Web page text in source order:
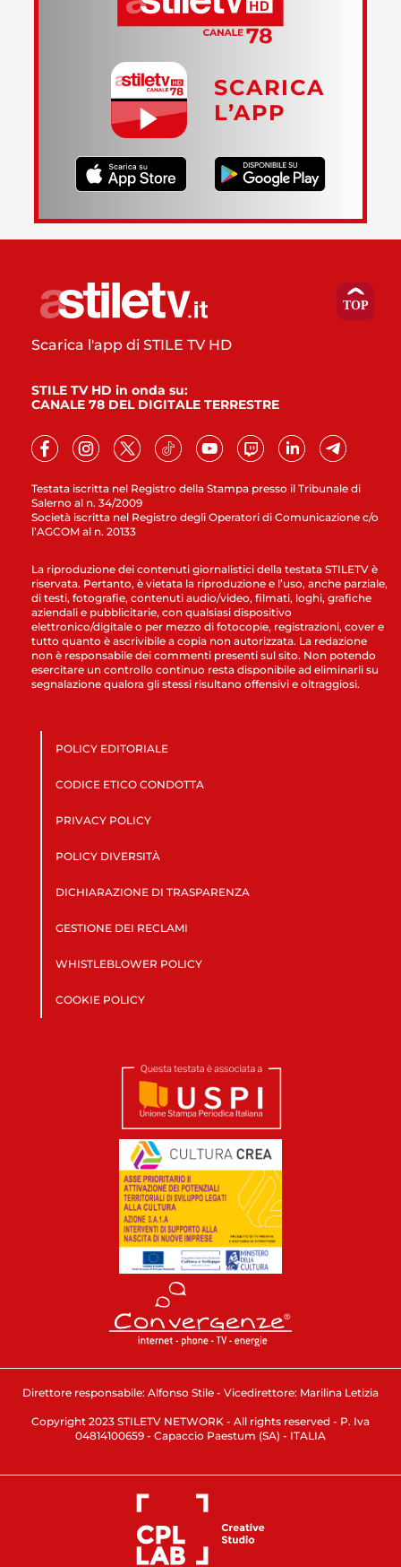
SCARICA
L’APP
Testata iscritta nel Registro della Stampa presso il Tribunale di
Salerno al n. 34/2009
Società iscritta nel Registro degli Operatori di Comunicazione c/o
l’AGCOM al n. 20133
Scarica l'app di STILE TV HD
STILE TV HD in onda su:
CANALE 78 DEL DIGITALE TERRESTRE
La riproduzione dei contenuti giornalistici della testata STILETV è
riservata. Pertanto, è vietata la riproduzione e l’uso, anche parziale,
di testi, fotografie, contenuti audio/video, filmati, loghi, grafiche
aziendali e pubblicitarie, con qualsiasi dispositivo
elettronico/digitale o per mezzo di fotocopie, registrazioni, cover e
tutto quanto è ascrivibile a copia non autorizzata. La redazione
non è responsabile dei commenti presenti sul sito. Non potendo
esercitare un controllo continuo resta disponibile ad eliminarli su
segnalazione qualora gli stessi risultano offensivi e oltraggiosi.
POLICY EDITORIALE
CODICE ETICO CONDOTTA
PRIVACY POLICY
POLICY DIVERSITÀ
DICHIARAZIONE DI TRASPARENZA
GESTIONE DEI RECLAMI
WHISTLEBLOWER POLICY
COOKIE POLICY
Direttore responsabile: Alfonso Stile - Vicedirettore: Marilina Letizia
Copyright 2023 STILETV NETWORK - All rights reserved - P. Iva
04814100659 - Capaccio Paestum (SA) - ITALIA